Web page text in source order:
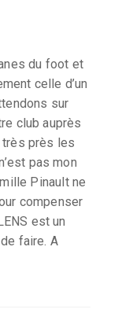
du foot et
celle d’un
sur
club auprès
près les
pas mon
Pinault ne
compenser
est un
faire. A